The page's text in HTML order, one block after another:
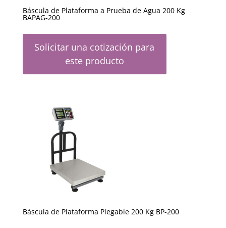
Báscula de Plataforma a Prueba de Agua 200 Kg
BAPAG-200
Solicitar una cotización para
este producto
Báscula de Plataforma Plegable 200 Kg BP-200